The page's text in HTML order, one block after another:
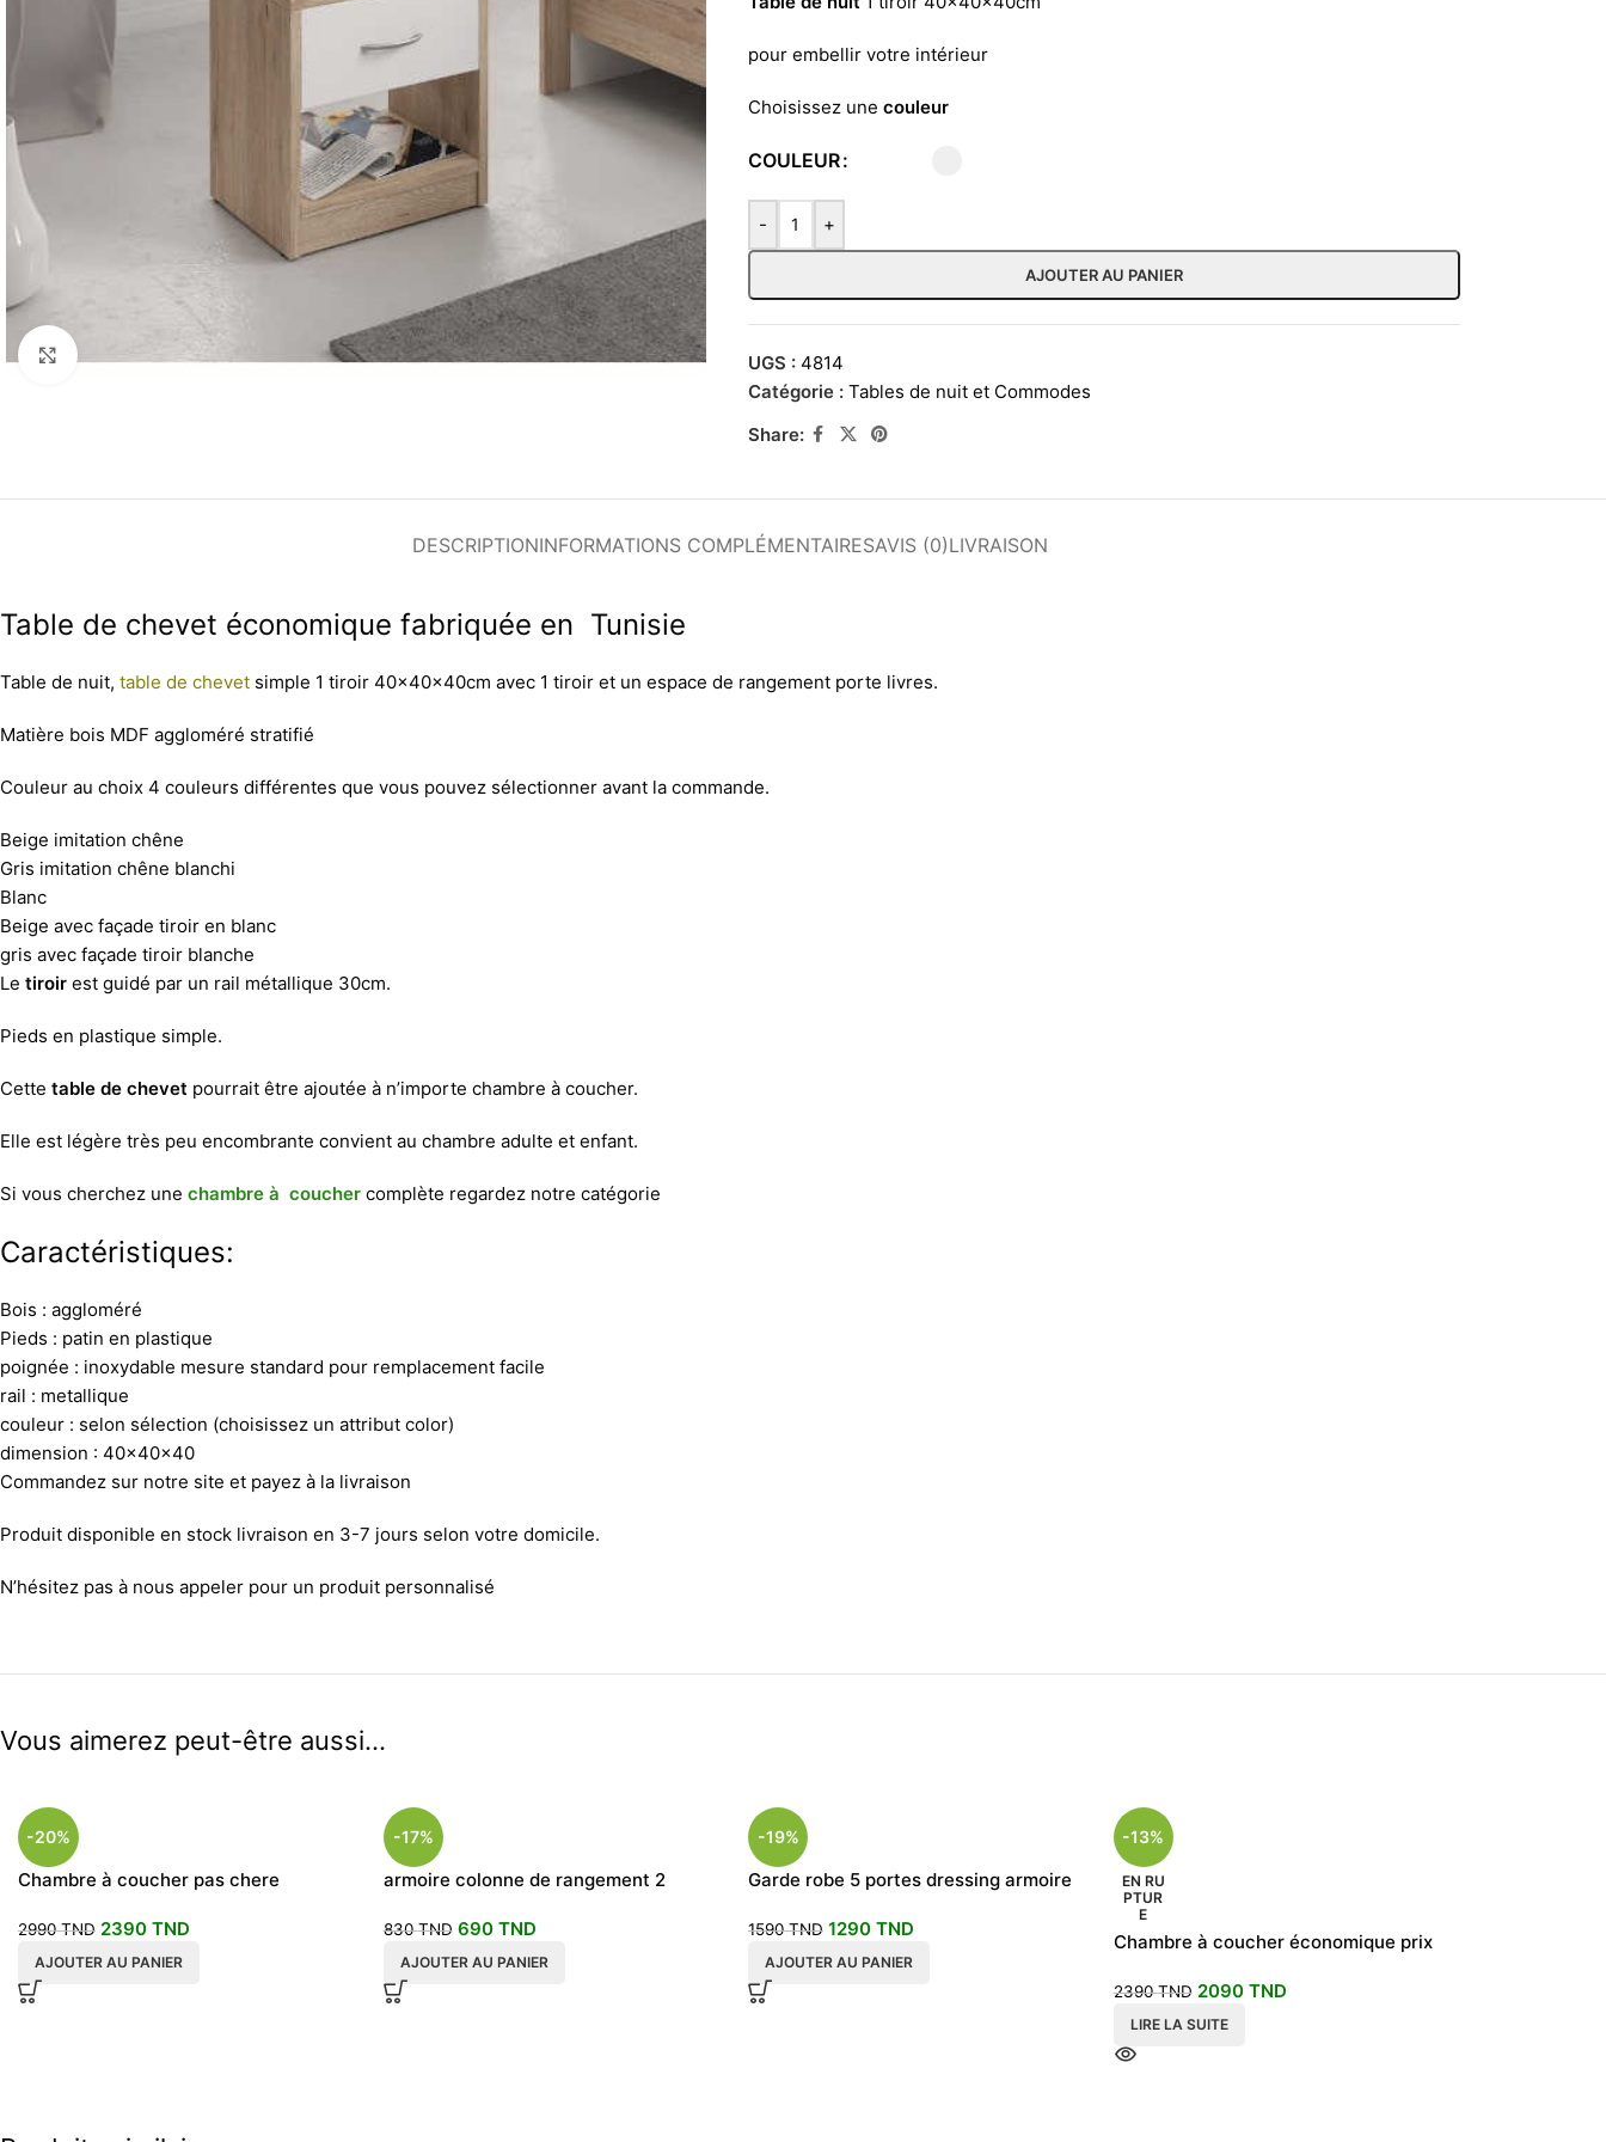
pour embellir votre intérieur
Choisissez une couleur
COULEUR
- +
AJOUTER AU PANIER
UGS : 4814
Catégorie : Tables de nuit et Commodes
Share:
DESCRIPTIONINFORMATIONS COMPLÉMENTAIRESAVIS (0)LIVRAISON
Table de chevet économique fabriquée en Tunisie
Table de nuit, table de chevet simple 1 tiroir 40x40x40cm avec 1 tiroir et un espace de rangement porte livres.
Matière bois MDF aggloméré stratifié
Couleur au choix 4 couleurs différentes que vous pouvez sélectionner avant la commande.
Beige imitation chêne
Gris imitation chêne blanchi
Blanc
Beige avec façade tiroir en blanc
gris avec façade tiroir blanche
Le tiroir est guidé par un rail métallique 30cm.
Pieds en plastique simple.
Cette table de chevet pourrait être ajoutée à n’importe chambre à coucher.
Elle est légère très peu encombrante convient au chambre adulte et enfant.
Si vous cherchez une chambre à coucher complète regardez notre catégorie
Caractéristiques:
Bois : aggloméré
Pieds : patin en plastique
poignée : inoxydable mesure standard pour remplacement facile
rail : metallique
couleur : selon sélection (choisissez un attribut color)
dimension : 40x40x40
Commandez sur notre site et payez à la livraison
Produit disponible en stock livraison en 3-7 jours selon votre domicile.
N’hésitez pas à nous appeler pour un produit personnalisé
Vous aimerez peut-être aussi…
-20%
Chambre à coucher pas chere
2990TND 2390 TND
AJOUTER AU PANIER
-17%
armoire colonne de rangement 2
830TND 690 TND
AJOUTER AU PANIER
-19%
Garde robe 5 portes dressing armoire
1590TND 1290 TND
AJOUTER AU PANIER
-13%
EN RU
PTUR
E
Chambre à coucher économique prix
2390TND 2090 TND
LIRE LA SUITE